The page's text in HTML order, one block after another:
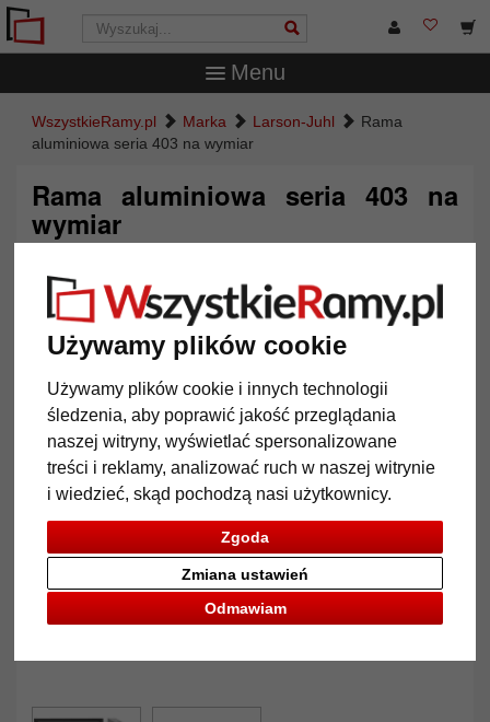
Używamy plików cookie
Używamy plików cookie i innych technologii
śledzenia, aby poprawić jakość przeglądania
naszej witryny, wyświetlać spersonalizowane
treści i reklamy, analizować ruch w naszej witrynie
i wiedzieć, skąd pochodzą nasi użytkownicy.
Zgoda
Odmawiam
Zmiana ustawień
Menu
WszystkieRamy.pl Marka Larson-Juhl
Rama
aluminiowa seria 403 na wymiar
Rama aluminiowa seria 403 na
wymiar
Powrót